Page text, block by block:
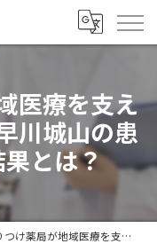
医療を支え
川城山の患
とは？
域医療を支える！神奈川県綾瀬市早川城山の患者満足度調査の結果とは？